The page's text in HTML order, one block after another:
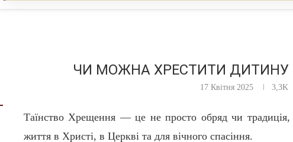
ЧИ МОЖНА ХРЕСТИТИ ДИТИНУ
17 Квітня 2025 3,3K
Таїнство Хрещення — це не просто обряд чи
життя в Христі, в Церкві та для вічного спасіння.